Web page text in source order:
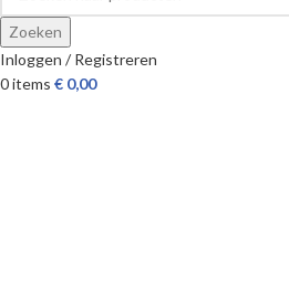
Zoeken
Inloggen / Registreren
0items € 0,00